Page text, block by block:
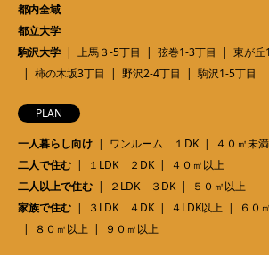
都内全域
都立大学
駒沢大学
上馬３-5丁目 弦巻1-3丁目
東が丘
柿の木坂3丁目
野沢2-4丁目 駒沢1-5丁目
PLAN
一人暮らし向け
ワンルーム １DK
４０㎡未満
二人で住む
１LDK ２DK
４０㎡以上
二人以上で住む
２LDK ３DK
５０㎡以上
家族で住む
３LDK ４DK ４LDK以上 ６０
８０㎡以上
９０㎡以上